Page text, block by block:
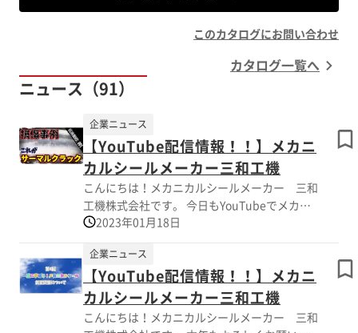
このカタログにお問い合わせ
カタログ一覧へ
ニュース（91）
【YouTube配信情報！！】メカニ
カルシールメーカー三和工機
企業ニュース
こんにちは！メカニカルシールメーカー 三和
工機株式会社です。 今日もYouTubeでメカニ
カルシールの動画配信しております。 ◎本日!
水曜日配信！！ 【損傷事例001】サーマルクラ
ックとは？ https://youtu.be/vdJvK3pLZcE
2023年01月18日
【YouTube配信情報！！】メカニ
カルシールメーカー三和工機
企業ニュース
こんにちは！メカニカルシールメーカー 三和